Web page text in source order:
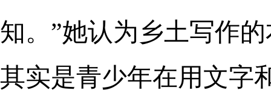
知。”她认为乡土写作
其实是青少年在用文字